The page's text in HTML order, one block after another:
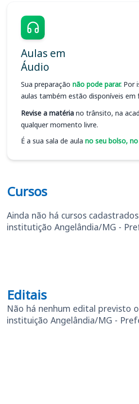
Aulas em
Áudio
Sua preparação não pode parar. Por
aulas também estão disponíveis em
Revise a matéria no trânsito, na
qualquer momento livre.
É a sua sala de aula no seu bolso,
Cursos
Ainda não há cursos
institutição Angelândia/MG -
Editais
Editais
Não há nenhum edital previsto
instituição Angelândia/MG -